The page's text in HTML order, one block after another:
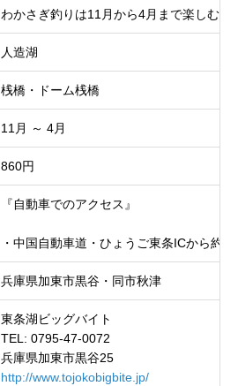
わかさぎ釣りは11月から4月まで楽しむ
人造湖
桟橋・ドーム桟橋
11月 ～ 4月
860円
『自動車でのアクセス』
・中国自動車道・ひょうご東条ICから約
兵庫県加東市黒谷・同市秋津
東条湖ビッグバイト
TEL: 0795-47-0072
兵庫県加東市黒谷25
http://www.tojokobigbite.jp/